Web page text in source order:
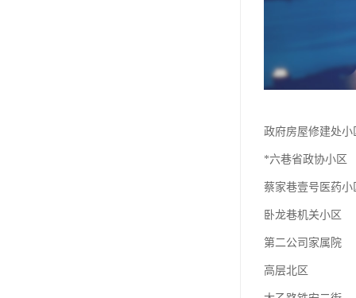
政府房屋修建处小
*六巷省政协小区
蔡家巷壹号医药小
卧龙巷机关小区
第二公司家属院
高层北区